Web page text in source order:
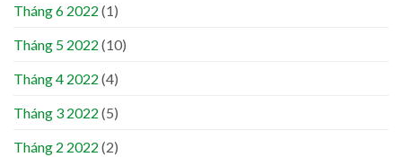
Tháng 6 2022 (1)
Tháng 5 2022 (10)
Tháng 4 2022 (4)
Tháng 3 2022 (5)
Tháng 2 2022 (2)